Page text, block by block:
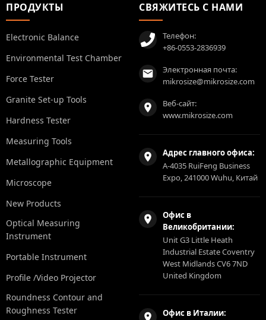
ПРОДУКТЫ
Electronic Balance
Environmental Test Chamber
Force Tester
Granite Set-up Tools
Hardness Tester
Measuring Tools
Metallographic Equipment
Microscope
New Products
Optical Measuring
Instrument
Portable Instrument
Profile /Video Projector
Roundness Contour and
Roughness Tester
СВЯЖИТЕСЬ С НАМИ
Телефон:
+86-0553-2836939
Электронная почта:
mikrosize@mikrosize.com
Веб-сайт:
www.mikrosize.com
Адрес главного офиса:
A-4035 RuiFeng Business
Expo, 241000 Wuhu, Китай
Офис в
Великобритании:
Unit G3 Little Heath
Industrial Estate Coventry
West Midlands CV6 7ND
United Kingdom
Офис в Италии: